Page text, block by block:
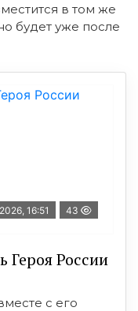
в том же
будет уже после
16:51 43
Героя России
с его